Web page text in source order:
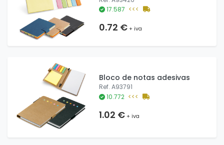
17.587 <<<
0.72 €+ iva
Bloco de notas adesivas
Ref. A93791
10.772 <<<
1.02 €+ iva